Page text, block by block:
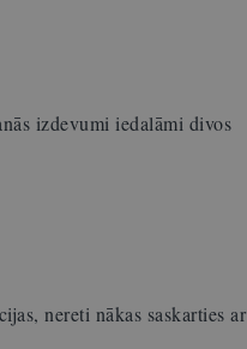
izdevumi iedalāmi divos
nereti nākas saskarties ar